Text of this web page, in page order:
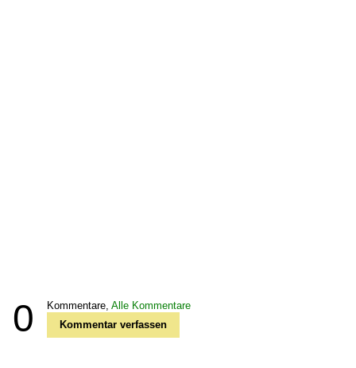
0 Kommentare, Alle Kommentare
Kommentar verfassen